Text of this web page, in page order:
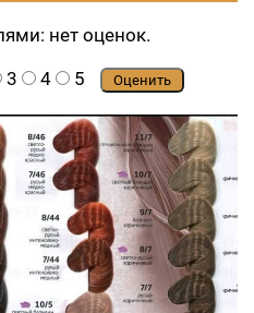
нет оценок.
3 4 5 Оценить